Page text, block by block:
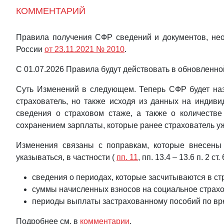
КОММЕНТАРИЙ
Правила получения СФР сведений и документов,
России от 23.11.2021 № 2010.
С 01.07.2026 Правила будут действовать в
Суть Изменений в следующем. Теперь СФР будет
страхователь, но также исходя из данных на
сведения о страховом стаже, а также о
сохранением зарплаты, которые ранее
Изменения связаны с поправкам, которые
указываться, в частности ( пп. 11, пп. 13.4 – 13.6 п. 2
сведения о периодах, которые засчитываются в
суммы начисленных взносов на социальное
периоды выплаты застрахованному пособий по
Подробнее см. в комментарии.